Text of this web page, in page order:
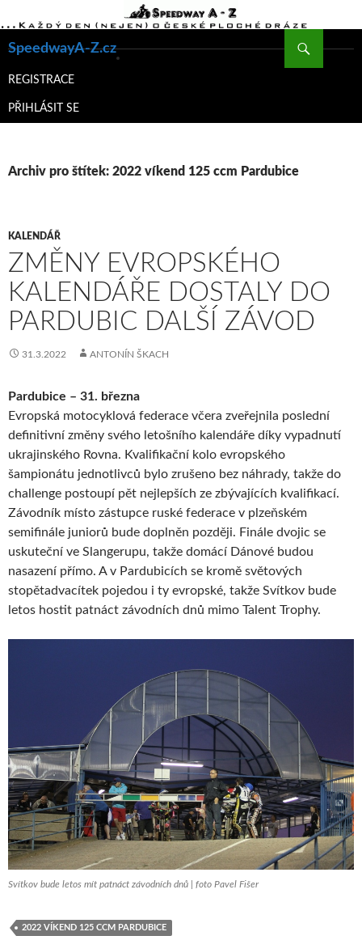
SpeedwayA-Z.cz
K
WEBU
REGISTRACE
PŘIHLÁSIT SE
Archiv pro štítek: 2022 víkend 125 ccm Pardubice
KALENDÁŘ
ZMĚNY EVROPSKÉHO
KALENDÁŘE DOSTALY DO
PARDUBIC DALŠÍ ZÁVOD
31.3.2022 ANTONÍN ŠKACH
Pardubice – 31. března
Evropská motocyklová federace včera zveřejnila poslední
definitivní změny svého letošního kalendáře díky vypadnutí
ukrajinského Rovna. Kvalifikační kolo evropského
šampionátu jednotlivců bylo zrušeno bez náhrady, takže do
challenge postoupí pět nejlepších ze zbývajících kvalifikací.
Závodník místo zástupce ruské federace v plzeňském
semifinále juniorů bude doplněn později. Finále dvojic se
uskuteční ve Slangerupu, takže domácí Dánové budou
nasazení přímo. A v Pardubicích se kromě světových
stopětadvacítek pojedou i ty evropské, takže Svítkov bude
letos hostit patnáct závodních dnů mimo Talent Trophy.
Svítkov bude letos mít patnáct závodních dnů | foto Pavel Fišer
2022 VÍKEND 125 CCM PARDUBICE